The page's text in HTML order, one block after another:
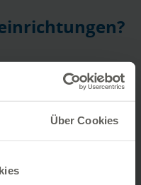
Über Cookies